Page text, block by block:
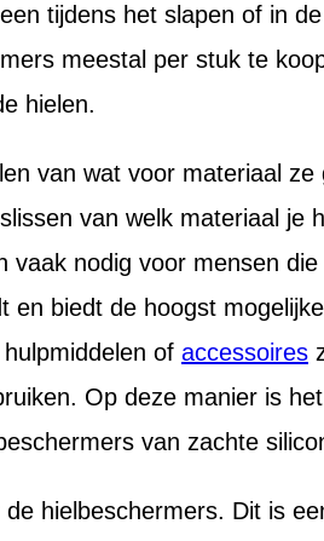
tijdens het slapen of in
meestal per stuk te
hielen.
van wat voor materiaal ze
van welk materiaal je
nodig voor mensen die
en biedt de hoogst
of accessoires
Op deze manier is
van zachte
hielbeschermers. Dit is